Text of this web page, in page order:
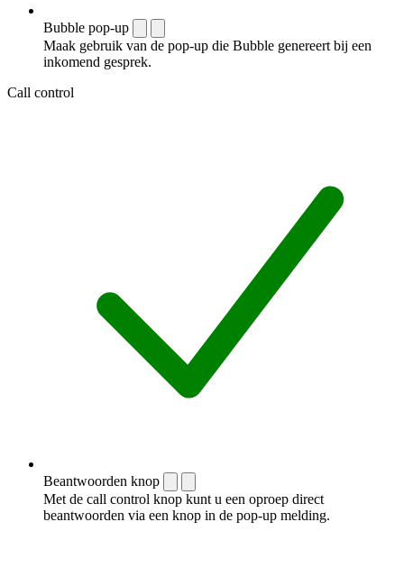
Bubble pop-up
Maak gebruik van de pop-up die Bubble genereert bij een
inkomend gesprek.
Call control
Beantwoorden knop
Met de call control knop kunt u een oproep direct
beantwoorden via een knop in de pop-up melding.